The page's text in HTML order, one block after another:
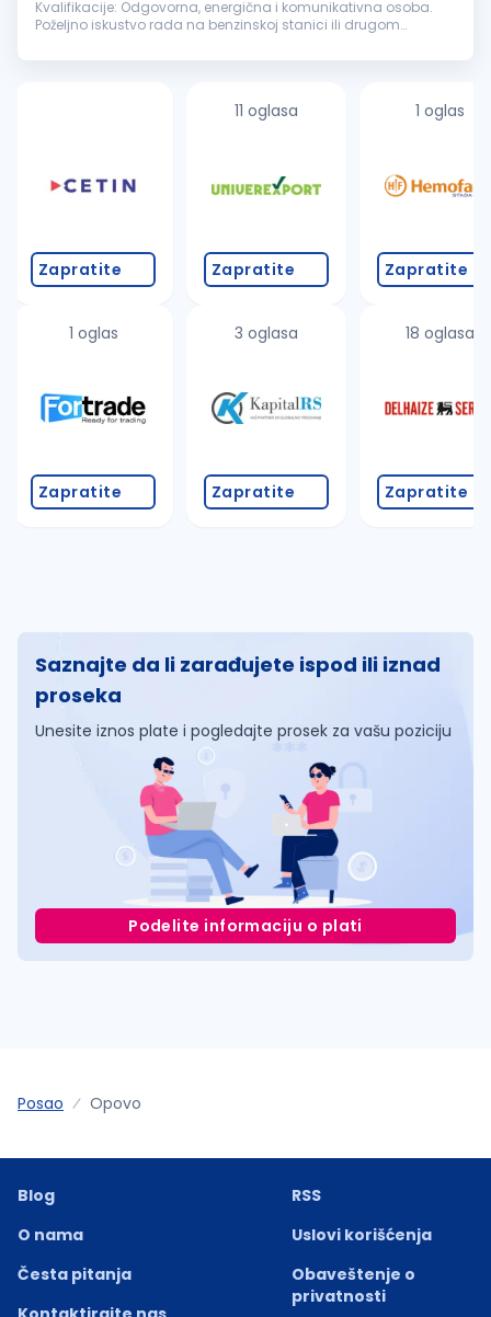
Kvalifikacije: Odgovorna, energična i komunikativna osoba.
Poželjno iskustvo rada na benzinskoj stanici ili drugom
napredovanja, rad...
Zapratite
1 oglas
Zapratite
11 oglasa
Zapratite
3 oglasa
Zapratite
1 oglas
Zapratite
18 oglasa
Zapratite
Saznajte da li zarađujete ispod ili iznad
proseka
Unesite iznos plate i pogledajte prosek za vašu poziciju
Podelite informaciju o plati
Posao Opovo
Blog
O nama
Česta pitanja
RSS
Uslovi korišćenja
Obaveštenje o
privatnosti